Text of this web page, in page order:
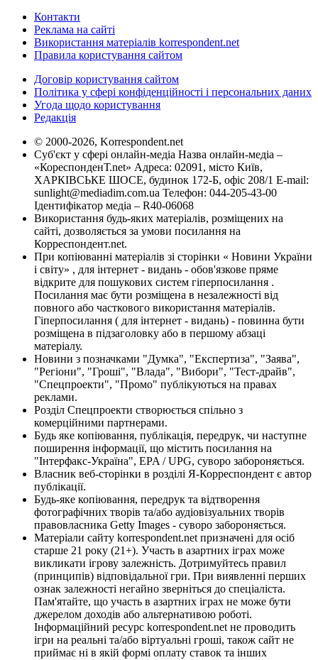
Контакти
Реклама на сайті
Використання матеріалів korrespondent.net
Правила користування сайтом
Договір користування сайтом
Політика у сфері конфіденційності і персональних даних
Угода щодо користування
Редакція
© 2000-2026, Korrespondent.net
Суб'єкт у сфері онлайн-медіа Назва онлайн-медіа –
«КореспонденТ.net» Адреса: 02091, місто Київ,
ХАРКІВСЬКЕ ШОСЕ, будинок 172-Б, офіс 208/1 E-mail:
sunlight@mediadim.com.ua Телефон: 044-205-43-00
Ідентифікатор медіа – R40-06068
Використання будь-яких матеріалів, розміщених на
сайті, дозволяється за умови посилання на
Корреспондент.net.
При копіюванні матеріалів зі сторінки « Новини України
і світу» , для інтернет - видань - обов'язкове пряме
відкрите для пошукових систем гіперпосилання .
Посилання має бути розміщена в незалежності від
повного або часткового використання матеріалів.
Гіперпосилання ( для інтернет - видань) - повинна бути
розміщена в підзаголовку або в першому абзаці
матеріалу.
Новини з позначками "Думка", "Експертиза", "Заява",
"Регіони", "Гроші", "Влада", "Вибори", "Тест-драйв",
"Спецпроекти", "Промо" публікуються на правах
реклами.
Розділ Спецпроекти створюється спільно з
комерційними партнерами.
Будь яке копіювання, публікація, передрук, чи наступне
поширення інформації, що містить посилання на
"Інтерфакс-Україна", EPA / UPG, суворо забороняється.
Власник веб-сторінки в розділі Я-Корреспондент є автор
публікації.
Будь-яке копіювання, передрук та відтворення
фотографічних творів та/або аудіовізуальних творів
правовласника Getty Images - суворо забороняється.
Матеріали сайту korrespondent.net призначені для осіб
старше 21 року (21+). Участь в азартних іграх може
викликати ігрову залежність. Дотримуйтесь правил
(принципів) відповідальної гри. При виявленні перших
ознак залежності негайно зверніться до спеціаліста.
Пам'ятайте, що участь в азартних іграх не може бути
джерелом доходів або альтернативою роботі.
Інформаційний ресурс korrespondent.net не проводить
ігри на реальні та/або віртуальні гроші, також сайт не
приймає ні в якій формі оплату ставок та інших